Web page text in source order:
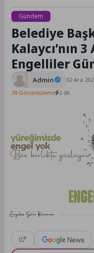
Gündem
Belediye
Kalaycı’nın
Engelliler
Admin 02 Ara
39 Görüntüleme 2 dk.